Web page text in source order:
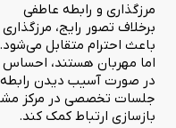
مرزگذاری و رابطه عاطفی
برخلاف تصور رایج،
باعث احترام متقابل
اما مهربان هستند، احساس
در صورت آسیب دیدن رابطه
جلسات تخصصی در مرکز
بازسازی ارتباط کمک کند.